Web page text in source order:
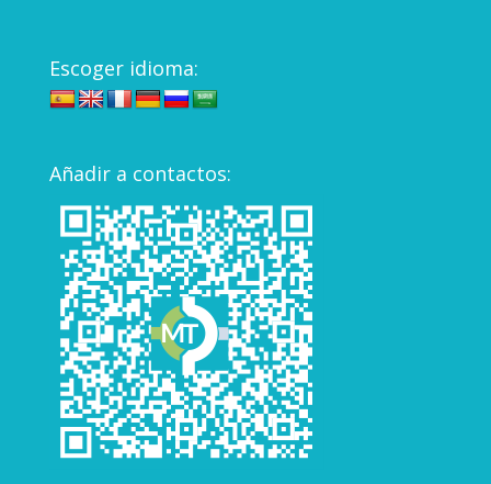
Escoger idioma:
Añadir a contactos: